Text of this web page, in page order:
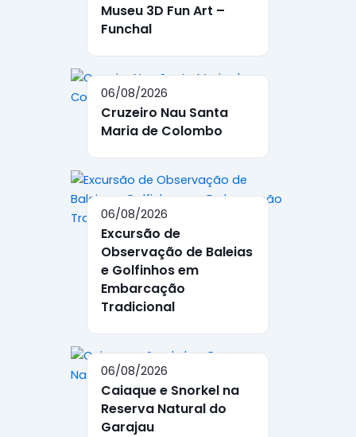
Museu 3D Fun Art –
Funchal
06/08/2026
Cruzeiro Nau Santa
Maria de Colombo
06/08/2026
Excursão de
Observação de Baleias
e Golfinhos em
Embarcação
Tradicional
06/08/2026
Caiaque e Snorkel na
Reserva Natural do
Garajau